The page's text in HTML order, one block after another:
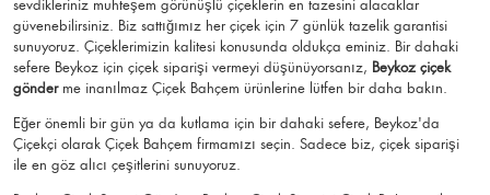
sevdikleriniz muhteşem görünüşlü çiçeklerin en tazesini alacaklar
güvenebilirsiniz. Biz sattığımız her çiçek için 7 günlük tazelik garantisi
sunuyoruz. Çiçeklerimizin kalitesi konusunda oldukça eminiz. Bir dahaki
sefere Beykoz için çiçek siparişi vermeyi düşünüyorsanız, Beykoz çiçek
gönderme inanılmaz Çiçek Bahçem ürünlerine lütfen bir daha bakın.
Eğer önemli bir gün ya da kutlama için bir dahaki sefere, Beykoz'da
Çiçekçi olarak Çiçek Bahçem firmamızı seçin. Sadece biz, çiçek siparişi
ile en göz alıcı çeşitlerini sunuyoruz.